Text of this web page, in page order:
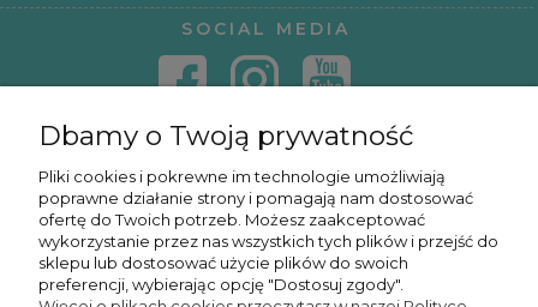
SOCIAL MEDIA
KURSY ONLINE
Dbamy o Twoją prywatność
Pliki cookies i pokrewne im technologie umożliwiają
poprawne działanie strony i pomagają nam dostosować
ofertę do Twoich potrzeb. Możesz zaakceptować
wykorzystanie przez nas wszystkich tych plików i przejść do
sklepu lub dostosować użycie plików do swoich
preferencji, wybierając opcję "Dostosuj zgody".